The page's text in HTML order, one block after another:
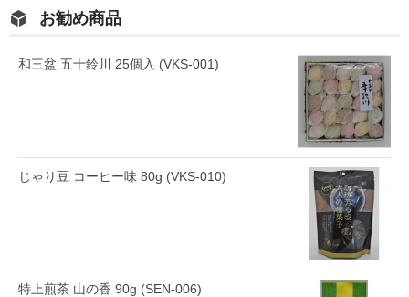
お勧め商品
和三盆 五十鈴川 25個入 (VKS-001)
じゃり豆 コーヒー味 80g (VKS-010)
特上煎茶 山の香 90g (SEN-006)